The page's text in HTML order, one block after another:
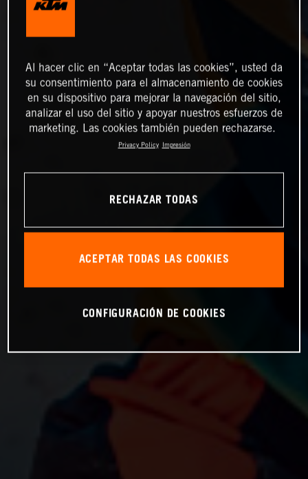
Al hacer clic en “Aceptar todas las cookies”, usted da
su consentimiento para el almacenamiento de cookies
en su dispositivo para mejorar la navegación del sitio,
analizar el uso del sitio y apoyar nuestros esfuerzos de
marketing. Las cookies también pueden rechazarse.
Privacy Policy Impresión
RECHAZAR TODAS
ACEPTAR TODAS LAS COOKIES
CONFIGURACIÓN DE COOKIES